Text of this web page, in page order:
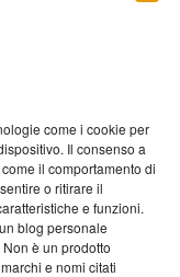
come i cookie per
Il consenso a
il comportamento di
o ritirare il
e funzioni.
blog personale
è un prodotto
e nomi citati